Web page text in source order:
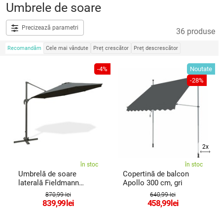
Umbrele de soare
Precizează parametri 36 produse
Recomandăm Cele mai vândute Preț crescător Preț descrescător
-4%
în stoc
Umbrelă de soare
laterală Fieldmann
FDZN 5105,antracit
870,99 lei
839,99 lei
Noutate
-28%
2x
în stoc
Copertină de balcon
Apollo 300 cm, gri
640,99 lei
458,99 lei